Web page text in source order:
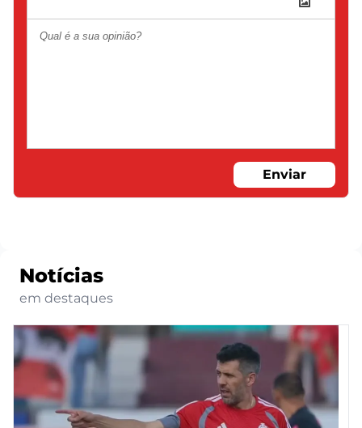
Enviar
Notícias
em destaques